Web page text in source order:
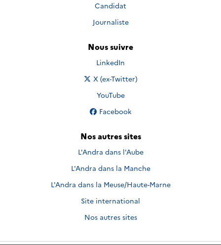
Candidat
Journaliste
Nous suivre
Nous suivre sur
LinkedIn
Nous suivre sur
X (ex-Twitter)
Nous suivre sur
YouTube
Nous suivre sur
Facebook
Nos autres sites
L'Andra dans l'Aube
L'Andra dans la Manche
L'Andra dans la Meuse/Haute-Marne
Site international
Nos autres sites